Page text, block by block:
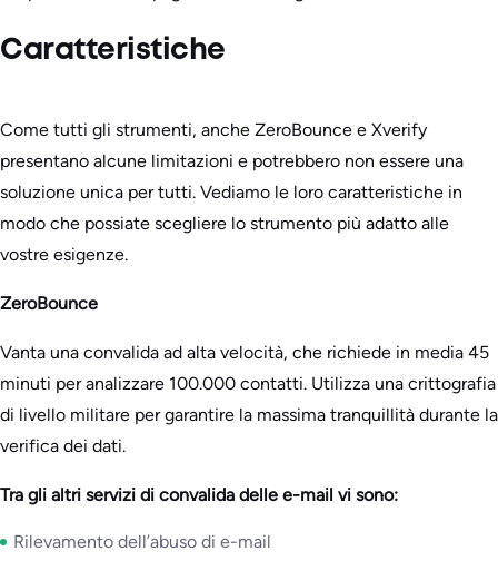
Caratteristiche
Come tutti gli strumenti, anche ZeroBounce e Xverify
presentano alcune limitazioni e potrebbero non essere una
soluzione unica per tutti. Vediamo le loro caratteristiche in
modo che possiate scegliere lo strumento più adatto alle
vostre esigenze.
ZeroBounce
Vanta una convalida ad alta velocità, che richiede in media 45
minuti per analizzare 100.000 contatti. Utilizza una crittografia
di livello militare per garantire la massima tranquillità durante la
verifica dei dati.
Tra gli altri servizi di convalida delle e-mail vi sono:
Rilevamento dell’abuso di e-mail